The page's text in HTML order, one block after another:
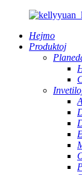
Hejmo
Produktoj